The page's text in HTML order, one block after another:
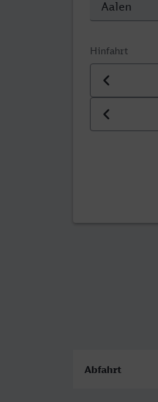
Hinfahrt
Datum der
Uhrzeit der
Abfahrt